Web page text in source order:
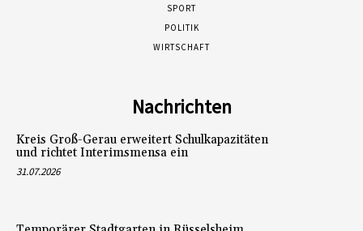
SPORT
POLITIK
WIRTSCHAFT
Nachrichten
Kreis Groß-Gerau erweitert Schulkapazitäten
und richtet Interimsmensa ein
31.07.2026